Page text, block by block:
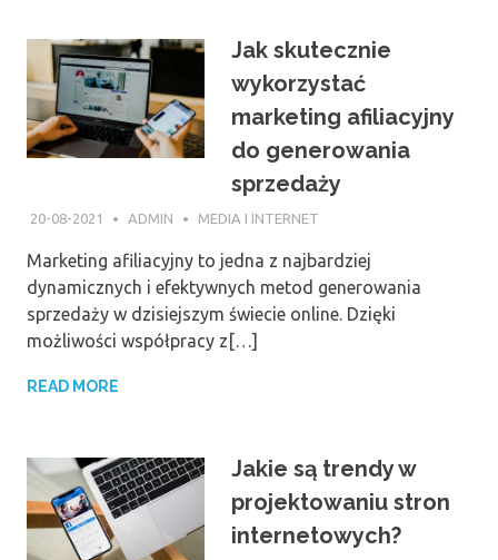
Jak skutecznie
wykorzystać
marketing afiliacyjny
do generowania
sprzedaży
20-08-2021 ADMIN MEDIA I INTERNET
Marketing afiliacyjny to jedna z najbardziej
dynamicznych i efektywnych metod generowania
sprzedaży w dzisiejszym świecie online. Dzięki
możliwości współpracy z[…]
READ MORE
Jakie są trendy w
projektowaniu stron
internetowych?